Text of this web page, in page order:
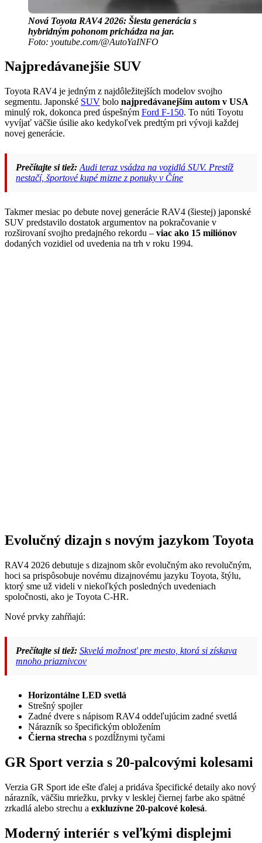
Nová Toyota RAV4 2026: Šiesta generácia s
hybridným pohonom prichádza na jar.
Foto: youtube.com/@AutoYaINFO
Najpredávanejšie SUV
Toyota RAV4 je jedným z najdôležitejších modelov svojho
segmentu. Japonské SUV bolo najpredávanejším autom v USA
minulý rok, dokonca pred úspešným Ford F-150. To núti Toyotu
vyvíjať väčšie úsilie ako kedykoľvek predtým pri vývoji každej
novej generácie.
Prečítajte si tiež: Audi teraz vsádza na vozidlá SUV. Prestíž
nestačí, športové kupé mizne z ponuky v Číne
Takmer mesiac po debute novej generácie RAV4 (šiestej) japonské
SUV predstavilo dostatok argumentov na pokračovanie v
rozširovaní svojho predajného rekordu – viac ako 15 miliónov
dodaných vozidiel od uvedenia na trh v roku 1994.
Evolučný dizajn s novým jazykom Toyota
RAV4 2026 debutuje s dizajnom skôr evolučným ako revolučným,
hoci sa prispôsobuje novému dizajnovému jazyku Toyota, štýlu,
ktorý sme už videli v niekoľkých posledných uvedeniach
spoločnosti, ako je Toyota C-HR.
Nové prvky zahŕňajú:
Prečítajte si tiež: Skvelá možnosť pre mesto, ktorá si získava
mnoho priaznivcov
Horizontálne LED svetlá
Strešný spojler
Zadné dvere s nápisom RAV4 oddeľujúcim zadné svetlá
Nárazník so špecifickým obložením
Čierna strecha s pozdĺžnymi tyčami
GR Sport verzia s 20-palcovými kolesami
Verzia GR Sport ide ešte ďalej a pridáva špecifické detaily ako nový
nárazník, väčšiu mriežku, prvky v lesklej čiernej farbe ako spätné
zrkadlá alebo strechu a exkluzívne 20-palcové kolesá.
Moderný interiér s veľkými displejmi